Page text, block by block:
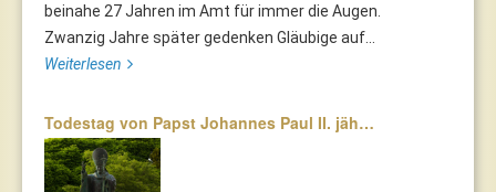
beinahe 27 Jahren im Amt für immer die Augen.
Zwanzig Jahre später gedenken Gläubige auf...
Weiterlesen
Todestag von Papst Johannes Paul II. jäh…